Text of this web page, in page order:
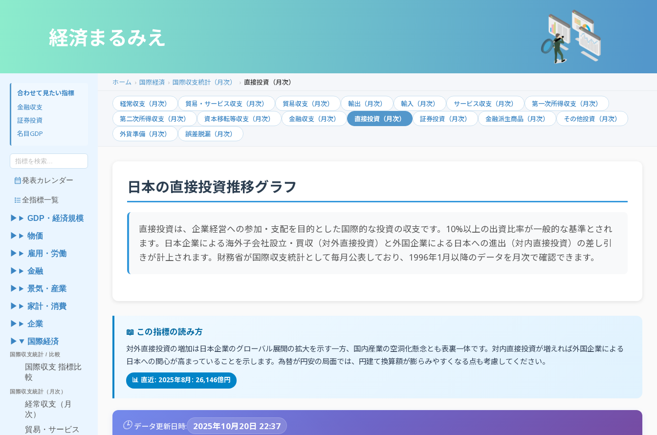
経済まるみえ
合わせて見たい指標
金融収支
証券投資
名目GDP
calendar_month発表カレンダー
format_list_bulleted全指標一覧
GDP・経済規模
物価
雇用・労働
金融
景気・産業
家計・消費
企業
国際経済
国際収支統計 / 比較
国際収支 指標比
較
国際収支統計（月次）
経常収支（月
次）
貿易・サービス
ホーム 国際経済 国際収支統計（月次） 直接投資（月次）
経常収支（月次） 貿易・サービス収支（月次） 貿易収支（月次） 輸出（月次） 輸入（月次） サービス収支（月次）
第一次所得収支（月次）
第二次所得収支（月次）
資本移転等収支（月次） 金融収支（月次） 直接投資（月次） 証券投資（月次） 金融派生商品（月次）
その他投資（月次）
外貨準備（月次）
誤差脱漏（月次）
日本の直接投資推移グラフ
直接投資は、企業経営への参加・支配を目的とした国際的な投資の収支です。10%以上の出資比率が一般的な基準とされ
ます。日本企業による海外子会社設立・買収（対外直接投資）と外国企業による日本への進出（対内直接投資）の差し引
きが計上されます。財務省が国際収支統計として毎月公表しており、1996年1月以降のデータを月次で確認できます。
📖 この指標の読み方
対外直接投資の増加は日本企業のグローバル展開の拡大を示す一方、国内産業の空洞化懸念とも表裏一体です。対内直接投資が増えれば外国企業による
日本への関心が高まっていることを示します。為替が円安の局面では、円建て換算額が膨らみやすくなる点も考慮してください。
📊 直近: 2025年8月: 26,146億円
🕒 データ更新日時: 2025年10月20日 22:37